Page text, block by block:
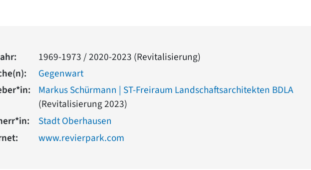
1969-1973 / 2020-2023 (Revitalisierung)
Gegenwart
Markus Schürmann | ST-Freiraum Landschaftsarchitekten BDLA
(Revitalisierung 2023)
Stadt Oberhausen
www.revierpark.com